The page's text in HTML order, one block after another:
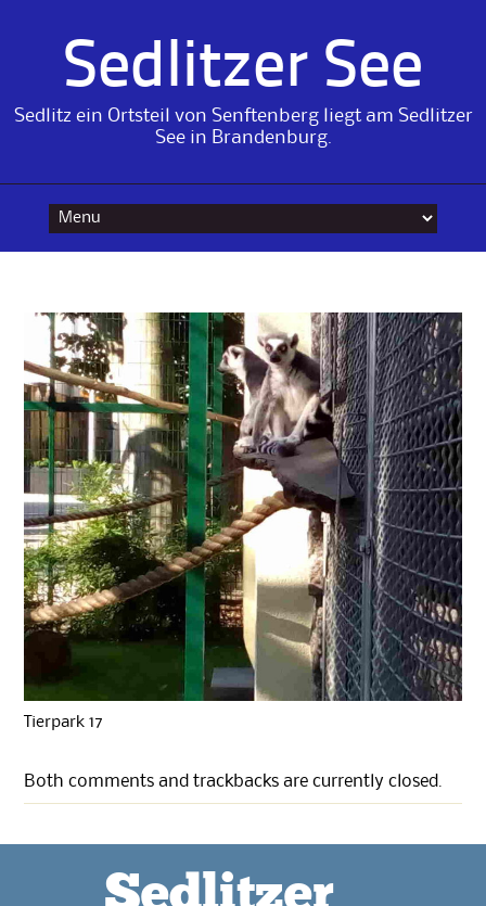
Sedlitzer See
Sedlitz ein Ortsteil von Senftenberg liegt am Sedlitzer
See in Brandenburg.
content
Tierpark 17
Both comments and trackbacks are currently closed.